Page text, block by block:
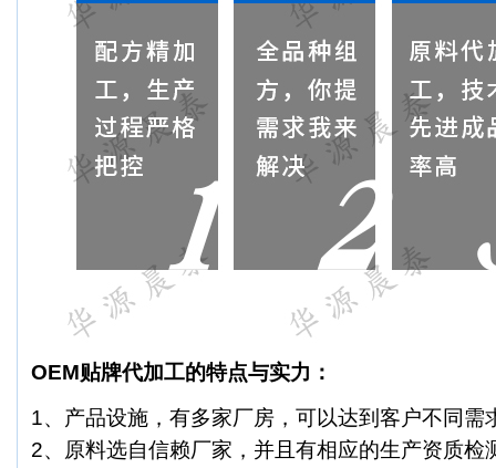
OEM贴牌代加工的特点与实力：
1、产品设施，有多家厂房，可以达到客户不同需
2、原料选自信赖厂家，并且有相应的生产资质检